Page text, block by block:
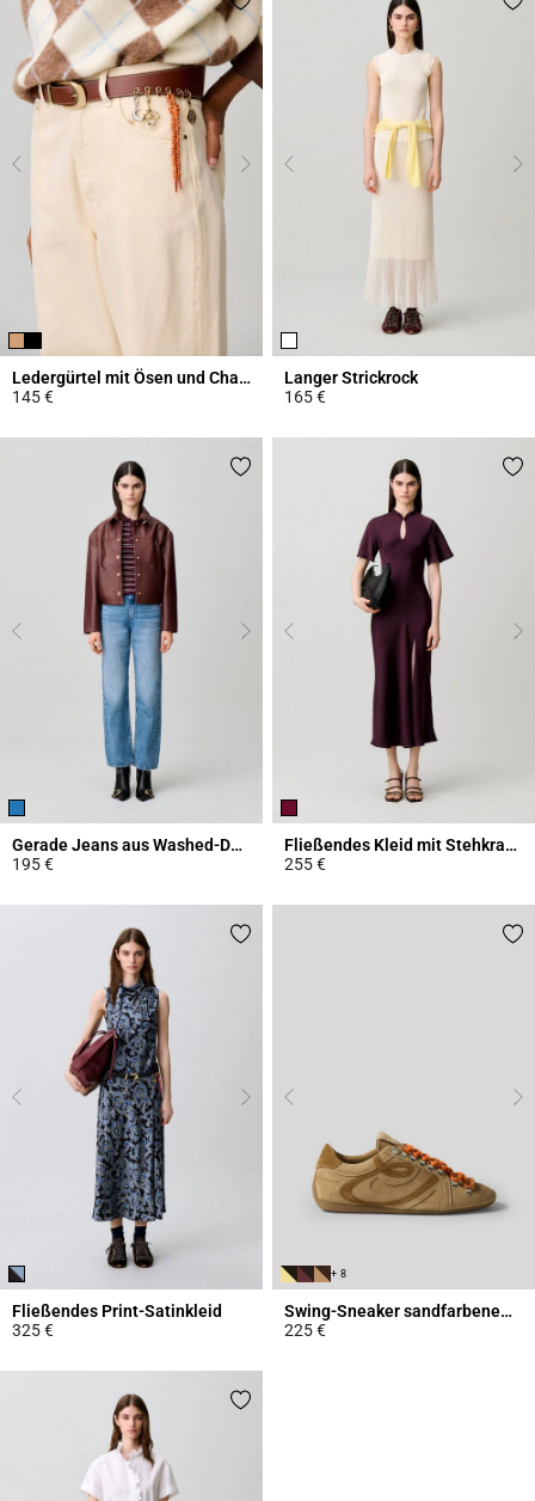
Ledergürtel mit Ösen und Charms
145 €
Langer Strickrock
165 €
Gerade Jeans aus Washed-Denim
195 €
Fließendes Kleid mit Stehkragen
255 €
Fließendes Print-Satinkleid
325 €
+ 8
Swing-Sneaker sandfarbenem Wildleder
225 €